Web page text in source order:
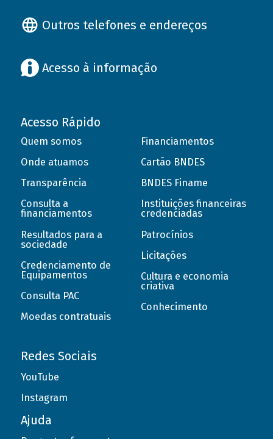
Outros telefones e endereços
Acesso à informação
Acesso Rápido
Quem somos
Onde atuamos
Transparência
Consulta a
financiamentos
Resultados para a
sociedade
Credenciamento de
Equipamentos
Consulta PAC
Moedas contratuais
Financiamentos
Cartão BNDES
BNDES Finame
Instituições financeiras
credenciadas
Patrocínios
Licitações
Cultura e economia
criativa
Conhecimento
Redes Sociais
YouTube
Instagram
Ajuda